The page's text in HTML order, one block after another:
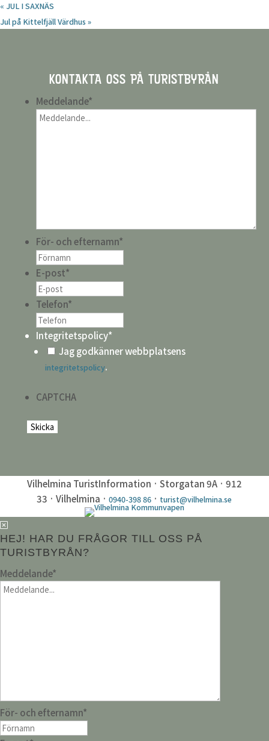
« JUL I SAXNÄS
Jul på Kittelfjäll Värdhus »
KONTAKTA OSS PÅ TURISTBYRÅN
Meddelande*
För- och efternamn*
E-post*
Telefon*
Integritetspolicy*
Jag godkänner webbplatsens
integritetspolicy.
CAPTCHA
Vilhelmina TuristInformation · Storgatan 9A · 912
33 · Vilhelmina ·0940-398 86 · turist@vilhelmina.se
HEJ! HAR DU FRÅGOR TILL OSS PÅ
TURISTBYRÅN?
Meddelande*
För- och efternamn*